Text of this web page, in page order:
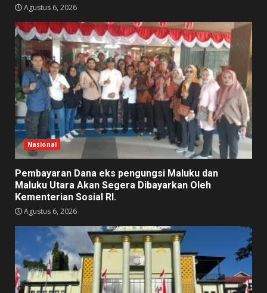
Agustus 6, 2026
Nasional
Pembayaran Dana eks pengungsi Maluku dan
Maluku Utara Akan Segera Dibayarkan Oleh
Kementerian Sosial RI.
Agustus 6, 2026